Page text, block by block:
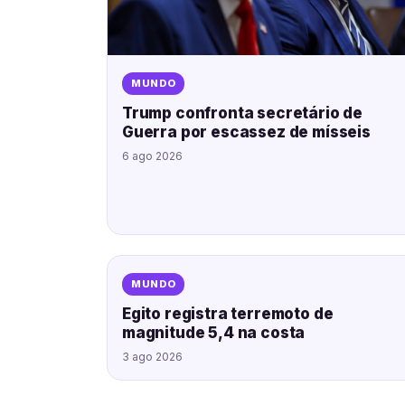
MUNDO
Trump confronta secretário de
Guerra por escassez de mísseis
6 ago 2026
MUNDO
Egito registra terremoto de
magnitude 5,4 na costa
3 ago 2026